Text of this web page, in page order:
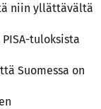
niin yllättävältä
tuloksista
Suomessa on